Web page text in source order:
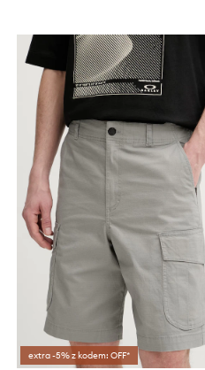
extra -5% z kodem: OFF*